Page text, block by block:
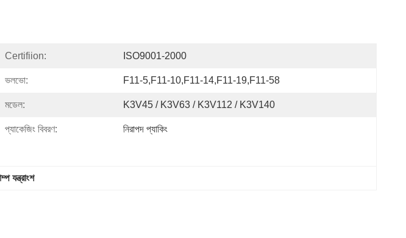
Certifiion: ISO9001-2000
ভলভো: F11-5,F11-10,F11-14,F11-19,F11-58
মডেল: K3V45 / K3V63 / K3V112 / K3V140
প্যাকেজিং বিবরণ: নিরাপদ প্যাকিং
যন্ত্রাংশ